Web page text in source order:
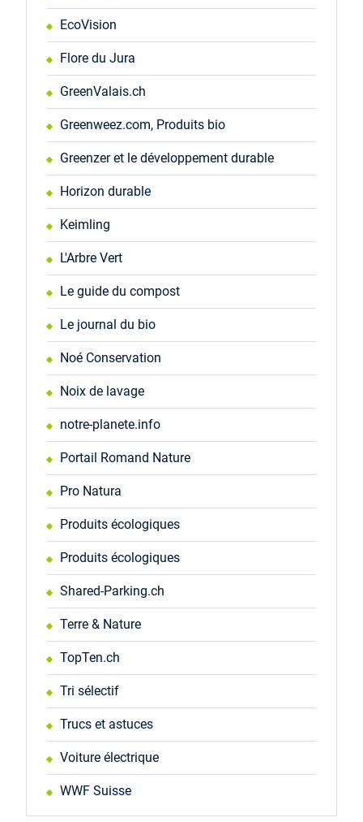
EcoVision
Flore du Jura
GreenValais.ch
Greenweez.com, Produits bio
Greenzer et le développement durable
Horizon durable
Keimling
L'Arbre Vert
Le guide du compost
Le journal du bio
Noé Conservation
Noix de lavage
notre-planete.info
Portail Romand Nature
Pro Natura
Produits écologiques
Produits écologiques
Shared-Parking.ch
Terre & Nature
TopTen.ch
Tri sélectif
Trucs et astuces
Voiture électrique
WWF Suisse